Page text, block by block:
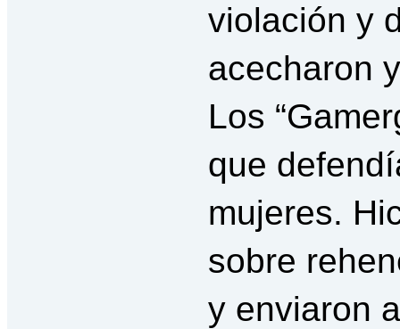
violación y
acecharon
Los
que
mujeres.
sobre
y enviaron